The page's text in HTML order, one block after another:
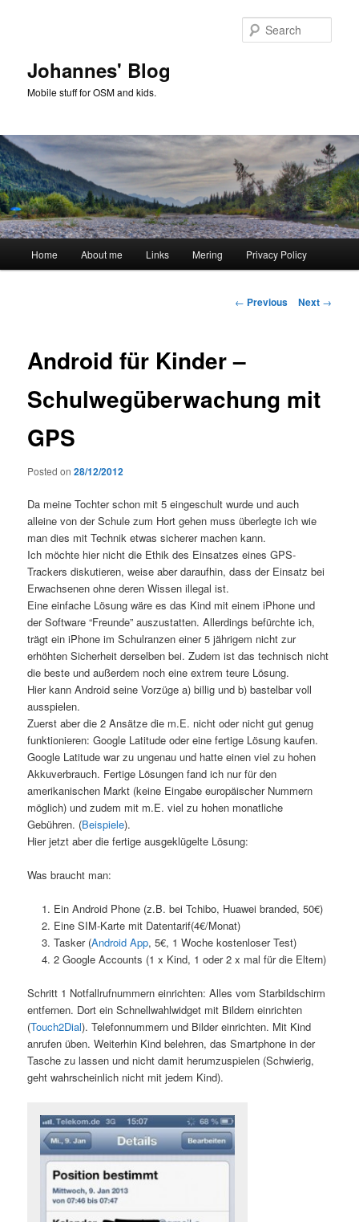
Johannes' Blog
Mobile stuff for OSM and kids.
Home About me Links Mering Privacy Policy
Post
← Previous Next →
Android für Kinder –
Schulwegüberwachung mit
GPS
Posted on28/12/2012
Da meine Tochter schon mit 5 eingeschult wurde und auch
alleine von der Schule zum Hort gehen muss überlegte ich wie
man dies mit Technik etwas sicherer machen kann.
Ich möchte hier nicht die Ethik des Einsatzes eines GPS-
Trackers diskutieren, weise aber daraufhin, dass der Einsatz bei
Erwachsenen ohne deren Wissen illegal ist.
Eine einfache Lösung wäre es das Kind mit einem iPhone und
der Software “Freunde” auszustatten. Allerdings befürchte ich,
trägt ein iPhone im Schulranzen einer 5 jährigem nicht zur
erhöhten Sicherheit derselben bei. Zudem ist das technisch nicht
die beste und außerdem noch eine extrem teure Lösung.
Hier kann Android seine Vorzüge a) billig und b) bastelbar voll
ausspielen.
Zuerst aber die 2 Ansätze die m.E. nicht oder nicht gut genug
funktionieren: Google Latitude oder eine fertige Lösung kaufen.
Google Latitude war zu ungenau und hatte einen viel zu hohen
Akkuverbrauch. Fertige Lösungen fand ich nur für den
amerikanischen Markt (keine Eingabe europäischer Nummern
möglich) und zudem mit m.E. viel zu hohen monatliche
Gebühren. (Beispiele).
Hier jetzt aber die fertige ausgeklügelte Lösung:
Was braucht man:
Ein Android Phone (z.B. bei Tchibo, Huawei branded, 50€)
Eine SIM-Karte mit Datentarif(4€/Monat)
Tasker (Android App, 5€, 1 Woche kostenloser Test)
2 Google Accounts (1 x Kind, 1 oder 2 x mal für die Eltern)
Schritt 1 Notfallrufnummern einrichten: Alles vom Starbildschirm
entfernen. Dort ein Schnellwahlwidget mit Bildern einrichten
(Touch2Dial). Telefonnummern und Bilder einrichten. Mit Kind
anrufen üben. Weiterhin Kind belehren, das Smartphone in der
Tasche zu lassen und nicht damit herumzuspielen (Schwierig,
geht wahrscheinlich nicht mit jedem Kind).